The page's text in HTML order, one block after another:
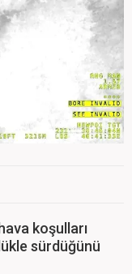
koşulları
sürdüğünü